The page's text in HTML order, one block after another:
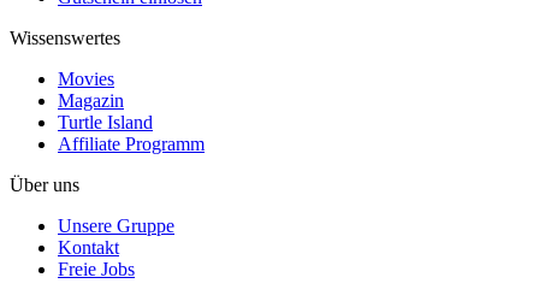
Wissenswertes
Movies
Magazin
Turtle Island
Affiliate Programm
Über uns
Unsere Gruppe
Kontakt
Freie Jobs